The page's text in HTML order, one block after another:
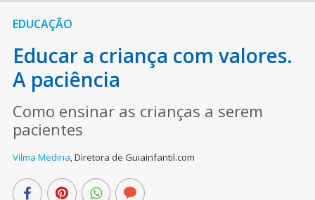
EDUCAÇÃO
Educar a criança com valores.
A paciência
Como ensinar as crianças a serem
pacientes
Vilma Medina,Diretora de Guiainfantil.com